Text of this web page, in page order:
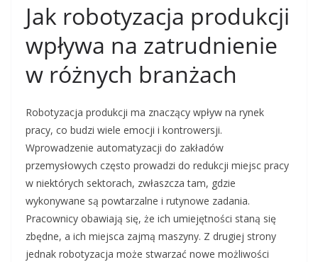
Jak robotyzacja produkcji
wpływa na zatrudnienie
w różnych branżach
Robotyzacja produkcji ma znaczący wpływ na rynek
pracy, co budzi wiele emocji i kontrowersji.
Wprowadzenie automatyzacji do zakładów
przemysłowych często prowadzi do redukcji miejsc pracy
w niektórych sektorach, zwłaszcza tam, gdzie
wykonywane są powtarzalne i rutynowe zadania.
Pracownicy obawiają się, że ich umiejętności staną się
zbędne, a ich miejsca zajmą maszyny. Z drugiej strony
jednak robotyzacja może stwarzać nowe możliwości